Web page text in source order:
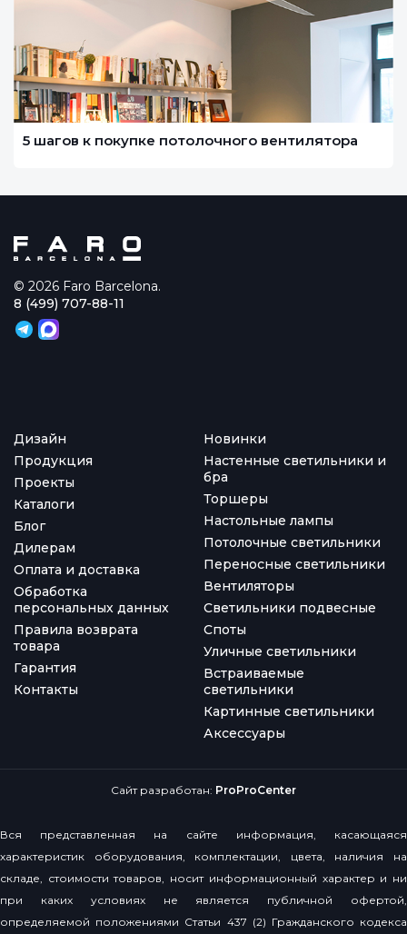
5 шагов к покупке потолочного вентилятора
© 2026 Faro Barcelona.
Дизайн
Продукция
Проекты
Каталоги
Блог
Дилерам
Оплата и доставка
Обработка
персональных данных
Правила возврата
товара
Гарантия
Контакты
Новинки
Настенные светильники и
бра
Торшеры
Настольные лампы
Потолочные светильники
Переносные светильники
Вентиляторы
Светильники подвесные
Споты
Уличные светильники
Встраиваемые
светильники
Картинные светильники
Аксессуары
8 (499) 707-88-11
Сайт разработан: ProProCenter
Вся представленная на сайте информация, касающаяся
характеристик оборудования, комплектации, цвета, наличия на
складе, стоимости товаров, носит информационный характер и ни
при каких условиях не является публичной офертой,
определяемой положениями Статьи 437 (2) Гражданского кодекса